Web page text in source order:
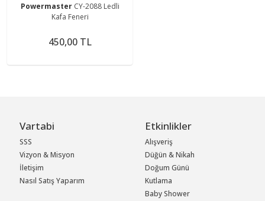
Powermaster CY-2088 Ledli
Kafa Feneri
450,00 TL
Vartabi
SSS
Vizyon & Misyon
İletişim
Nasıl Satış Yaparım
Etkinlikler
Alışveriş
Düğün & Nikah
Doğum Günü
Kutlama
Baby Shower